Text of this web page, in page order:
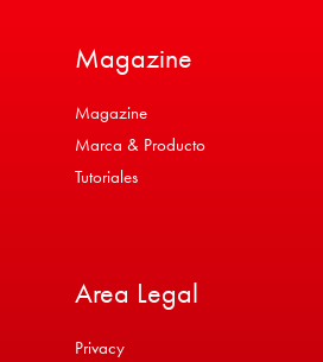
Magazine
Magazine
Marca & Producto
Tutoriales
Area Legal
Privacy